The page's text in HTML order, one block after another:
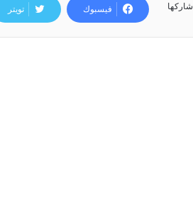
شاركها فيسبوك تويتر